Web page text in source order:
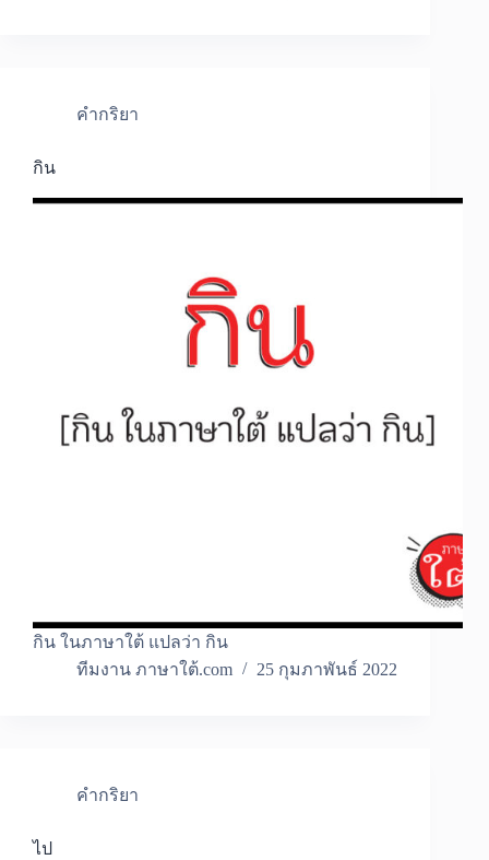
คำกริยา
กิน
กิน ในภาษาใต้ แปลว่า กิน
ทีมงาน ภาษาใต้.com
25 กุมภาพันธ์ 2022
คำกริยา
ไป